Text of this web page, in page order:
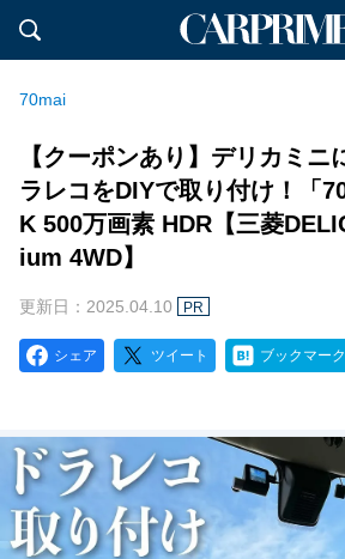
70mai
【クーポンあり】デリカミニ
ラレコをDIYで取り付け！「
K 500万画素 HDR【三菱
ium 4WD】
更新日：2025.04.10 PR
シェア ツイート ブックマーク